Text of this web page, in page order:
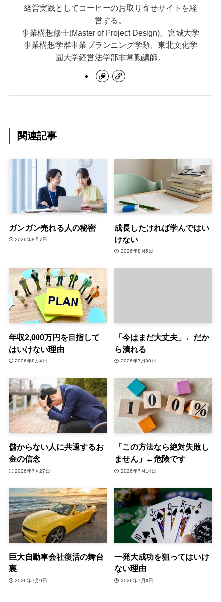
経営実践としてコーヒーのお取り寄せサイトを経
営する。
事業構想修士(Master of Project Design)。宮城大学
事業構想学群事業プランニング学類、東北文化学
園大学経営法学部非常勤講師。
関連記事
ガンガン売れる人の秘密
2026年8月7日
成長したければ学んではい
けない
2026年8月5日
年収2,000万円を目指して
はいけない理由
2026年8月4日
「今はまだ大丈夫」←だか
ら潰れる
2026年7月30日
儲からない人に共通するお
金の信念
2026年7月27日
「この方法なら絶対失敗し
ません」←危険です
2026年7月14日
巨大自動車会社復活の舞台
裏
2026年7月9日
一発大成功を狙ってはいけ
ない理由
2026年7月8日